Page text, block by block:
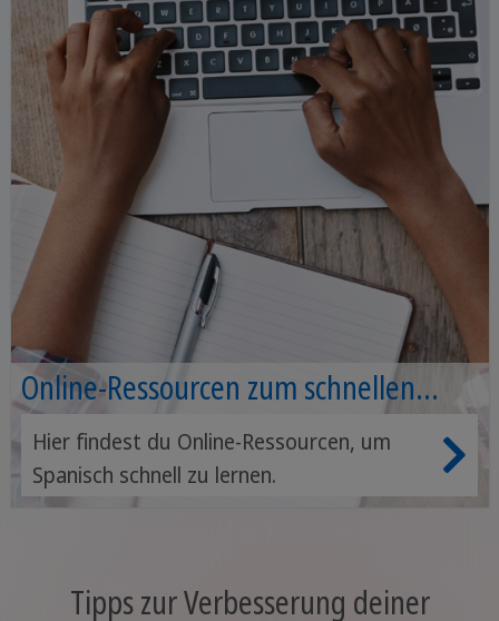
Online-Ressourcen zum schnellen
Spanischlernen
Hier findest du Online-Ressourcen, um
Spanisch schnell zu lernen.
Tipps zur Verbesserung deiner